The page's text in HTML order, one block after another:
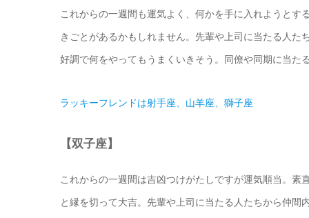
これからの一週間も運気よく、何かを手に入れようと
きごとがあるかもしれません。先輩や上司に当たる人
好調で何をやってもうまくいきそう。同僚や同期に当た
ラッキーフレンドは射手座、山羊座、獅子座
【双子座】
これからの一週間は吉凶つけがたしですが運気順当。
と縁を切って大吉。先輩や上司に当たる人たちから仲